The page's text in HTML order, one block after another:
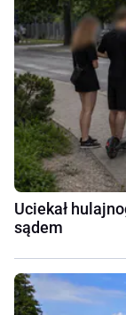
Uciekał
sądem